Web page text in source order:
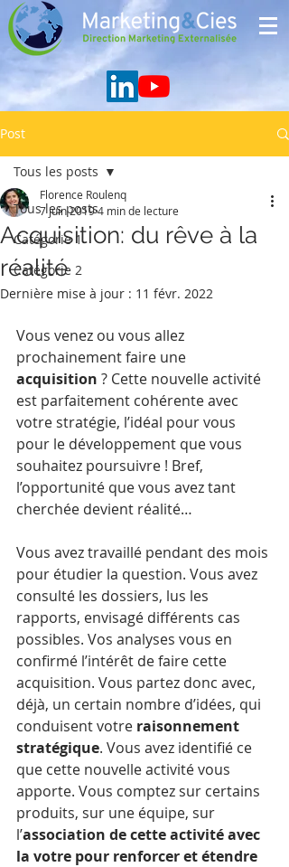
Post
Tous les posts
Catégorie 1
Catégorie 2
Tous les posts
Acquisition: du rêve à la
réalité
Florence Roulenq
7 juin 20194 min de lecture
Dernière mise à jour : 11 févr. 2022
Vous venez ou vous allez
prochainement faire une
acquisition ? Cette nouvelle activité
est parfaitement cohérente avec
votre stratégie, l’idéal pour vous
pour le développement que vous
souhaitez poursuivre ! Bref,
l’opportunité que vous avez tant
cherchée devient réalité…
Vous avez travaillé pendant des mois
pour étudier la question. Vous avez
consulté les dossiers, lus les
rapports, envisagé différents cas
possibles. Vos analyses vous en
confirmé l’intérêt de faire cette
acquisition. Vous partez donc avec,
déjà, un certain nombre d’idées, qui
conduisent votre raisonnement
stratégique. Vous avez identifié ce
que cette nouvelle activité vous
apporte. Vous comptez sur certains
produits, sur une équipe, sur
l’association de cette activité avec
la votre pour renforcer et étendre